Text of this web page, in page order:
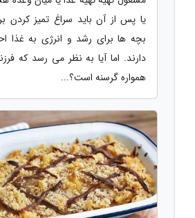
یا پس از آن باید سراغ تمیز کردن
بچه ها برای رشد و انرژی به غذا
دارند. اما آیا به نظر می رسد که
همواره گرسنه است؟...